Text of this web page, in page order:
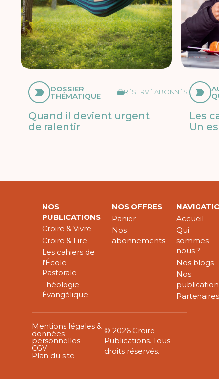
DOSSIER
THÉMATIQUE RÉSERVÉ ABONNÉS
Quand il devient urgent
de ralentir
Les
Un
NOS
PUBLICATIONS
Croire & Vivre
Croire & Lire
Les cahiers de
l’École
Pastorale
Théologie
Évangélique
NOS OFFRES
Panier
Nos
abonnements
Accueil
Qui
sommes-
nous ?
Nos blogs
Nos
Partenaires
Mentions légales &
données
personnelles
CGV
Plan du site
© 2026 Croire-
Publications. Tous
droits réservés.